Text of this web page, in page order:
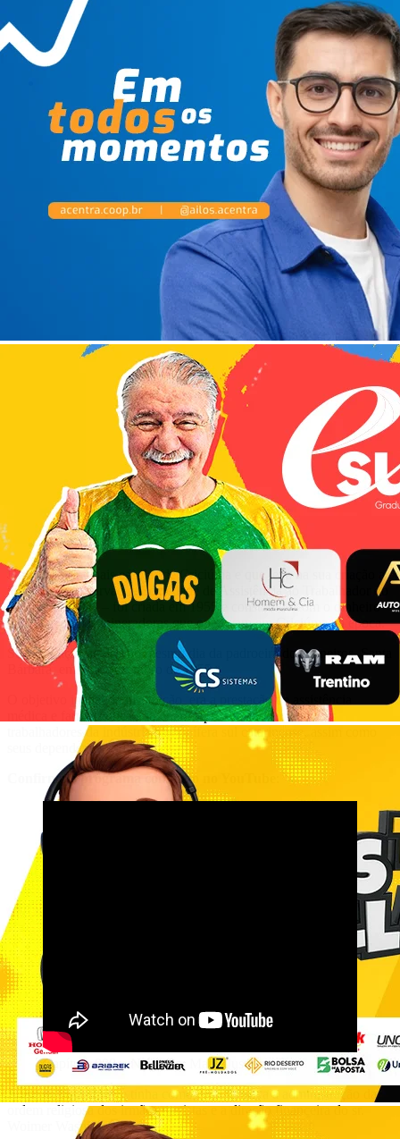
Uma das principais escolas de Criciúma e que leva na sua criação a
identidade do carvão, a Sociedade de Assistência ao Trabalhador do
Carvão – SATC – foi criada em 1955 e constituída com o dinheiro
das companhias mineradoras que operavam em Criciúma na época.
Sua fundação se deu no mesmo dia da padroeira dos mineiros, Santa
Bárbara, em 4 de dezembro de 1955.
O objetivo inicial da instituição era a prestação de assistência
médica e farmacêutica e também aprendizado técnico aos
trabalhadores da indústria carbonífera sul catarinense, assim como
seus dependentes e filhos.
Confirma o programa completo no YouTube
Capítulo 008 – Narração: Manu Justino
A escola inicialmente tinha como característica a administração da
ordem religiosa dos irmãos maristas e a direção financeira do sr.
Woimer Wasniewski.